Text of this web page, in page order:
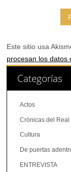
Este sitio usa
procesan los datos
Categorías
Actos
Crónicas del Real
Cultura
De puertas
ENTREVISTA